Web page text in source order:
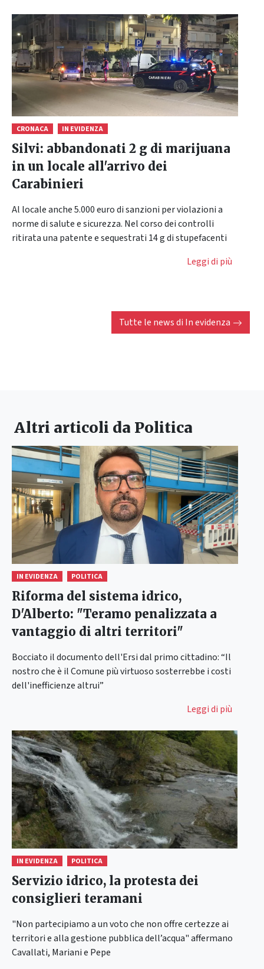
CRONACA IN EVIDENZA
Silvi: abbandonati 2 g di marijuana
in un locale all'arrivo dei
Carabinieri
Al locale anche 5.000 euro di sanzioni per violazioni a
norme di salute e sicurezza. Nel corso dei controlli
ritirata una patente e sequestrati 14 g di stupefacenti
Leggi di più
Tutte le news di In evidenza
Altri articoli da Politica
IN EVIDENZA POLITICA
Riforma del sistema idrico,
D'Alberto: "Teramo penalizzata a
vantaggio di altri territori"
Bocciato il documento dell'Ersi dal primo cittadino: “Il
nostro che è il Comune più virtuoso sosterrebbe i costi
dell'inefficienze altrui”
Leggi di più
IN EVIDENZA POLITICA
Servizio idrico, la protesta dei
consiglieri teramani
"Non partecipiamo a un voto che non offre certezze ai
territori e alla gestione pubblica dell’acqua" affermano
Cavallati, Mariani e Pepe